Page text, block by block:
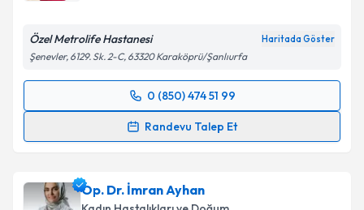
Özel Metrolife Hastanesi Haritada Göster
Şenevler, 6129. Sk. 2-C, 63320 Karaköprü/Şanlıurfa
0 (850) 474 51 99
Randevu Talep Et
Randevu Takvimi Talebi
takvim hazırlandığında e-posta ile bilgilendireceğiz.
Op. Dr. İmran Ayhan